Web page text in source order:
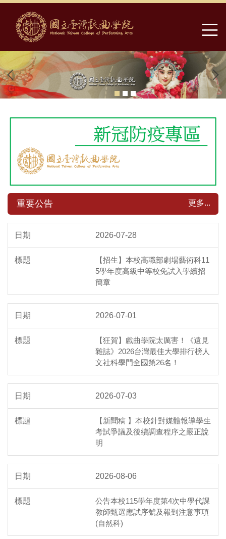
容
區
重要公告
2026-07-28
【招生】本校高職部劇場藝術科11
5學年度高級中等校免試入學續招
簡章
2026-07-01
【狂賀】戲曲學院太厲害！《遠見
雜誌》2026台灣最佳大學排行榜人
文社科學門全國第26名！
2026-07-03
【新聞稿 】本校針對媒體報導學生
考試爭議及後續調查程序之嚴正說
明
2026-08-06
公告本校115學年度第4次中學代課
教師甄選應試序號及報到注意事項
(自然科)
更多...